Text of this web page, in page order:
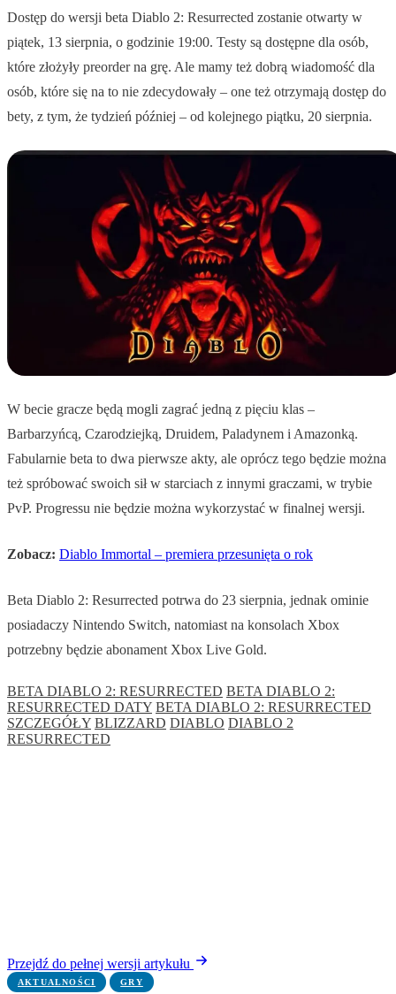
Dostęp do wersji beta Diablo 2: Resurrected zostanie otwarty w
piątek, 13 sierpnia, o godzinie 19:00. Testy są dostępne dla osób,
które złożyły preorder na grę. Ale mamy też dobrą wiadomość dla
osób, które się na to nie zdecydowały – one też otrzymają dostęp do
bety, z tym, że tydzień później – od kolejnego piątku, 20 sierpnia.
W becie gracze będą mogli zagrać jedną z pięciu klas –
Barbarzyńcą, Czarodziejką, Druidem, Paladynem i Amazonką.
Fabularnie beta to dwa pierwsze akty, ale oprócz tego będzie można
też spróbować swoich sił w starciach z innymi graczami, w trybie
PvP. Progressu nie będzie można wykorzystać w finalnej wersji.
Zobacz: Diablo Immortal – premiera przesunięta o rok
Beta Diablo 2: Resurrected potrwa do 23 sierpnia, jednak ominie
posiadaczy Nintendo Switch, natomiast na konsolach Xbox
potrzebny będzie abonament Xbox Live Gold.
BETA DIABLO 2: RESURRECTED BETA DIABLO 2:
RESURRECTED DATY BETA DIABLO 2: RESURRECTED
SZCZEGÓŁY BLIZZARD DIABLO DIABLO 2
RESURRECTED
Przejdź do pełnej wersji artykułu
AKTUALNOŚCI GRY